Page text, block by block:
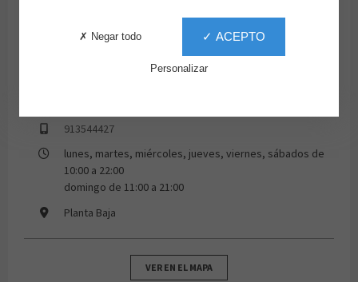
913544427
lunes, martes, miércoles, jueves, viernes, sábados de
10:00 a 22:00
domingo de 11:00 a 21:00
Planta Baja
VER EN EL MAPA
✓ ACEPTO
✗ Negar todo
Personalizar